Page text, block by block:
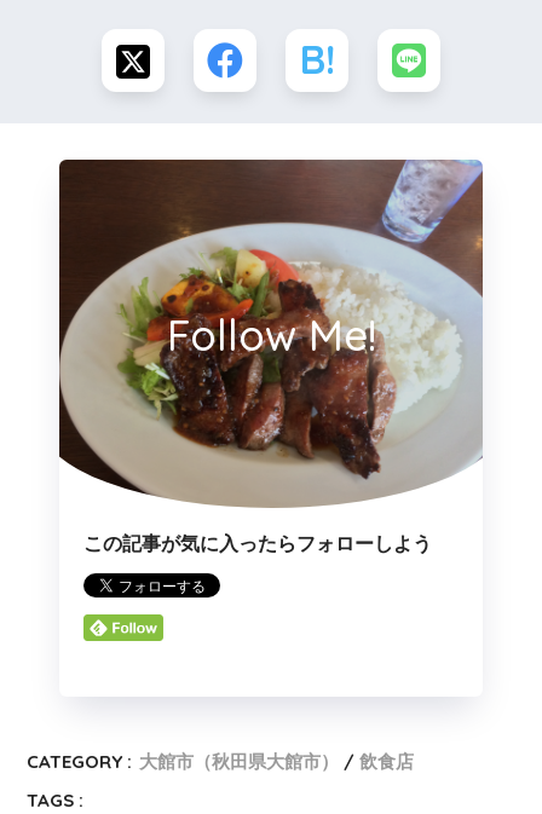
Follow Me!
この記事が気に入ったらフォローしよう
CATEGORY : 大館市（秋田県大館市）
飲食店
TAGS :